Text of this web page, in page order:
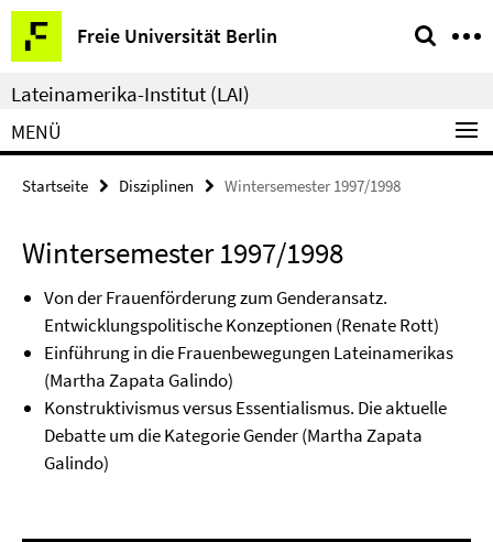
Springe
direkt
zu
Inhalt
Freie Universität Berlin
Service-
Navigation
Lateinamerika-Institut (LAI)
MENÜ
Startseite Disziplinen Wintersemester 1997/1998
Wintersemester 1997/1998
Von der Frauenförderung zum Genderansatz.
Entwicklungspolitische Konzeptionen (Renate Rott)
Einführung in die Frauenbewegungen Lateinamerikas
(Martha Zapata Galindo)
Konstruktivismus versus Essentialismus. Die aktuelle
Debatte um die Kategorie Gender (Martha Zapata
Galindo)